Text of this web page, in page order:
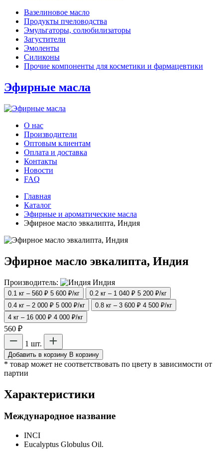
Вазелиновое масло
Продукты пчеловодства
Эмульгаторы, солюбилизаторы
Загустители
Эмоленты
Силиконы
Прочие компоненты для косметики и фармацевтики
Эфирные масла
О нас
Производители
Оптовым клиентам
Оплата и доставка
Контакты
Новости
FAQ
Главная
Каталог
Эфирные и ароматические масла
Эфирное масло эвкалипта, Индия
Эфирное масло эвкалипта, Индия
Производитель: Индия
0.1 кг – 560 ₽ 5 600 ₽/кг 0.2 кг – 1 040 ₽ 5 200 ₽/кг
0.4 кг – 2 000 ₽ 5 000 ₽/кг 0.8 кг – 3 600 ₽ 4 500 ₽/кг
4 кг – 16 000 ₽ 4 000 ₽/кг
560 ₽
1 шт.
Добавить в корзину В корзину
* товар может не соответствовать по цвету в зависимости от
партии
Характеристики
Международное название
INCI
Eucalyptus Globulus Oil.